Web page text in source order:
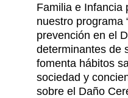
Familia e Infancia
nuestro programa
prevención en el
determinantes de
fomenta hábitos
sociedad y
sobre el Daño